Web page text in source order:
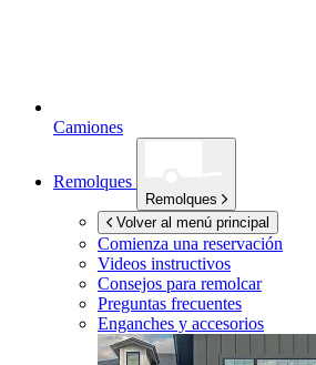
Camiones
Remolques
Remolques
Volver al menú principal
Comienza una reservación
Videos instructivos
Consejos para remolcar
Preguntas frecuentes
Enganches y accesorios